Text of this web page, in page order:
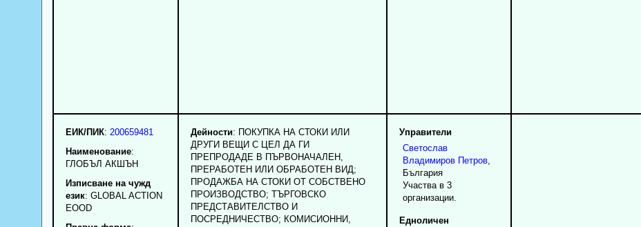
ЕИК/ПИК: 200659481
Наименование:
ГЛОБЪЛ АКШЪН
Изписване на чужд
език: GLOBAL ACTION
EOOD
Дейности: ПОКУПКА НА СТОКИ ИЛИ
ДРУГИ ВЕЩИ С ЦЕЛ ДА ГИ
ПРЕПРОДАДЕ В ПЪРВОНАЧАЛЕН,
ПРЕРАБОТЕН ИЛИ ОБРАБОТЕН ВИД;
ПРОДАЖБА НА СТОКИ ОТ СОБСТВЕНО
ПРОИЗВОДСТВО; ТЪРГОВСКО
ПРЕДСТАВИТЕЛСТВО И
ПОСРЕДНИЧЕСТВО; КОМИСИОННИ,
Управители
Светослав
Владимиров Петров,
България
Участва в 3
организации.
Едноличен